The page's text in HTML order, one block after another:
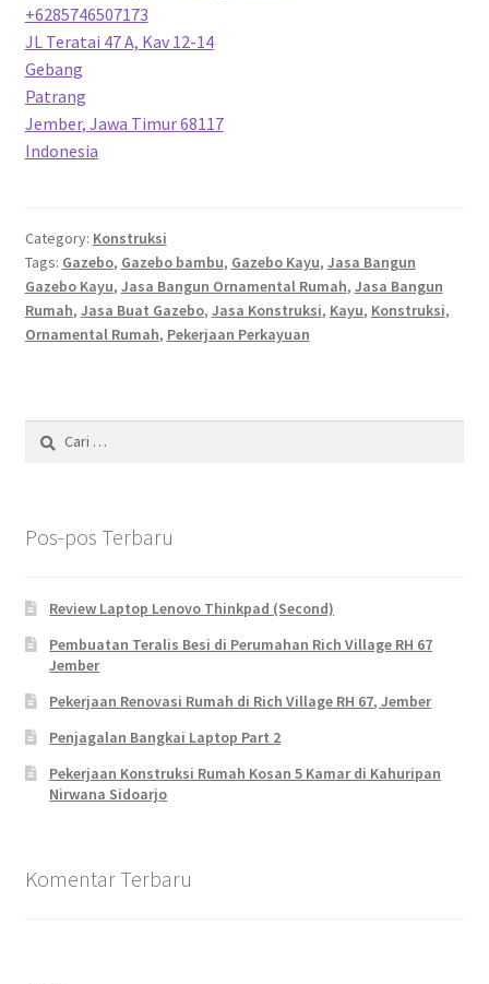
+6285746507173
JL Teratai 47 A, Kav 12-14
Gebang
Patrang
Jember, Jawa Timur68117
Indonesia
Category: Konstruksi
Tags: Gazebo, Gazebo bambu, Gazebo Kayu, Jasa Bangun
Gazebo Kayu, Jasa Bangun Ornamental Rumah, Jasa Bangun
Rumah, Jasa Buat Gazebo, Jasa Konstruksi, Kayu, Konstruksi,
Ornamental Rumah, Pekerjaan Perkayuan
untuk:
Pos-pos Terbaru
Review Laptop Lenovo Thinkpad (Second)
Pembuatan Teralis Besi di Perumahan Rich Village RH 67
Jember
Pekerjaan Renovasi Rumah di Rich Village RH 67, Jember
Penjagalan Bangkai Laptop Part 2
Pekerjaan Konstruksi Rumah Kosan 5 Kamar di Kahuripan
Nirwana Sidoarjo
Komentar Terbaru